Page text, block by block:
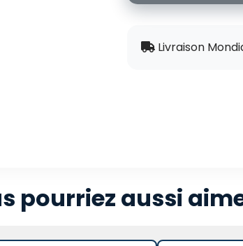
Livraison
pourriez aussi